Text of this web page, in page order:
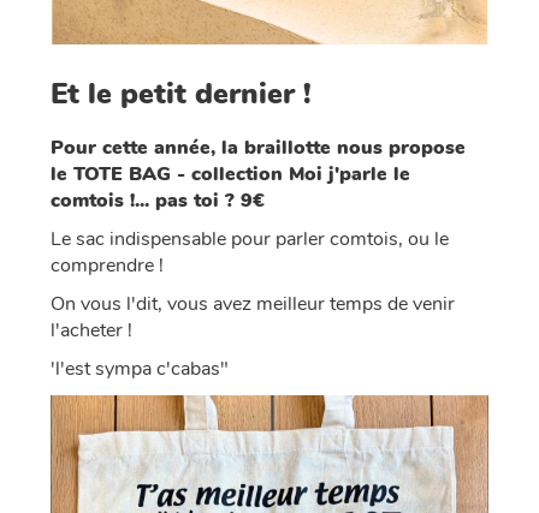
Et le petit dernier !
Pour cette année, la braillotte nous propose
le TOTE BAG - collection Moi j'parle le
comtois !... pas toi ? 9€
Le sac indispensable pour parler comtois, ou le
comprendre !
On vous l'dit, vous avez meilleur temps de venir
l'acheter !
'l'est sympa c'cabas"